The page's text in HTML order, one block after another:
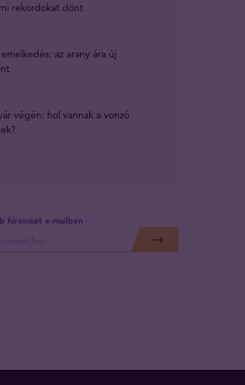
híreinket e-mailben
rekordokat dönt
az arany ára új
végén: hol vannak a vonzó